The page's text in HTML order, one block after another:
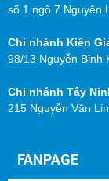
số 1 ngõ 7 Nguyên
Chi nhánh Kiên
98/13 Nguyễn Bỉnh
Chi nhánh Tây
215 Nguyễn Văn
FANPAGE